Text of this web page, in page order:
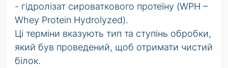
- гідролізат сироваткового протеїну (WPH –
Whey Protein Hydrolyzed).
Ці терміни вказують тип та ступінь обробки,
який був проведений, щоб отримати чистий
білок.